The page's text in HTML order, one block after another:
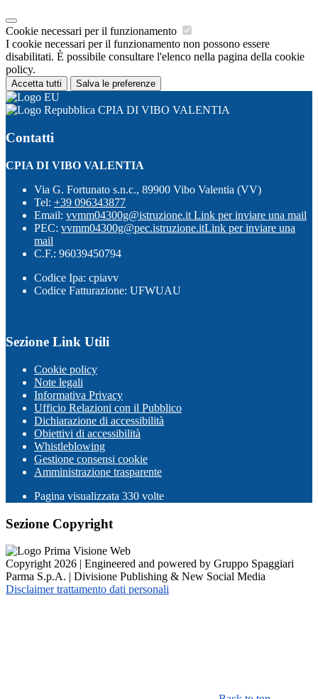
Cookie necessari per il funzionamento
I cookie necessari per il funzionamento non possono essere
disabilitati. È possibile consultare l'elenco nella pagina della cookie
policy.
Accetta tutti Salva le preferenze
CPIA DI VIBO VALENTIA
Contatti
CPIA DI VIBO VALENTIA
Via G. Fortunato s.n.c., 89900 Vibo Valentia (VV)
Tel: +39 096343877
Email: vvmm04300g@istruzione.it Link per inviare una mail
PEC: vvmm04300g@pec.istruzione.itLink per inviare una
mail
C.F.: 96039450794
Codice Ipa: cpiavv
Codice Fatturazione: UFWUAU
Sezione Link Utili
Cookie policy
Note legali
Informativa Privacy
Ufficio Relazioni con il Pubblico
Dichiarazione di accessibilità
Obiettivi di accessibilità
Whistleblowing
Gestione consensi cookie
Amministrazione trasparente
Pagina visualizzata 330 volte
Sezione Copyright
Copyright 2026 | Engineered and powered by Gruppo Spaggiari
Parma S.p.A. | Divisione Publishing & New Social Media
Disclaimer trattamento dati personali